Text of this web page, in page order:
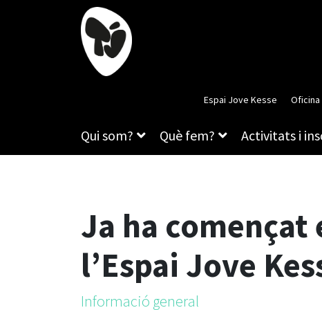
Espai Jove Kesse
Qui som? Què fem? Activitats i
Ja ha començat
l’Espai Jove
Informació general